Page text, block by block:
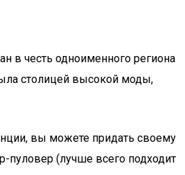
в честь одноименного региона
столицей высокой моды,
вы можете придать своему
пуловер (лучше всего подходит